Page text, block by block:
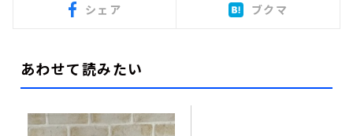
シェア ブクマ
あわせて読みたい